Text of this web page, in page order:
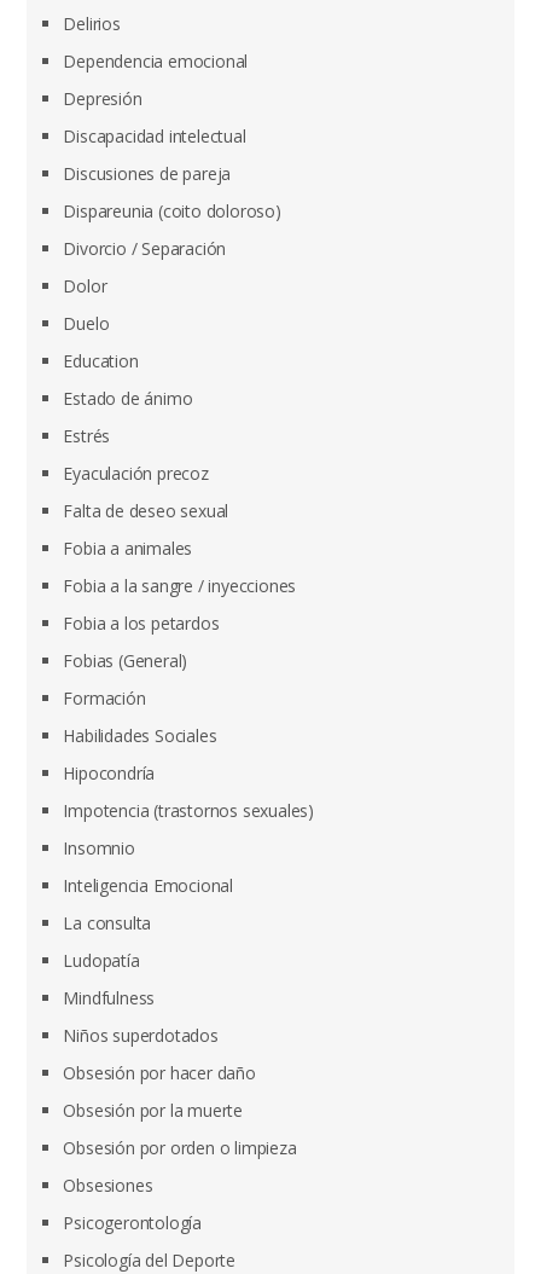
Delirios
Dependencia emocional
Depresión
Discapacidad intelectual
Discusiones de pareja
Dispareunia (coito doloroso)
Divorcio / Separación
Dolor
Duelo
Education
Estado de ánimo
Estrés
Eyaculación precoz
Falta de deseo sexual
Fobia a animales
Fobia a la sangre / inyecciones
Fobia a los petardos
Fobias (General)
Formación
Habilidades Sociales
Hipocondría
Impotencia (trastornos sexuales)
Insomnio
Inteligencia Emocional
La consulta
Ludopatía
Mindfulness
Niños superdotados
Obsesión por hacer daño
Obsesión por la muerte
Obsesión por orden o limpieza
Obsesiones
Psicogerontología
Psicología del Deporte